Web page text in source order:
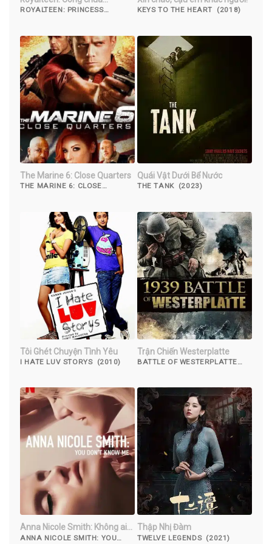
Margrethe
ROYALTEEN: PRINCESS
KEYS TO THE HEART (2018)
The Marine 6: Close Quarters
THE MARINE 6: CLOSE
Quái Vật Dưới Bể Nước
THE TANK (2023)
Tôi Ghét Chuyện Tình Yêu
I HATE LUV STORYS (2010)
Trận Chiến Westerplatte
BATTLE OF WESTERPLATTE
Anna Nicole Smith: Không ai
hiểu tôi
ANNA NICOLE SMITH: YOU
Thập Nhị Đàm
TWELVE LEGENDS (2021)